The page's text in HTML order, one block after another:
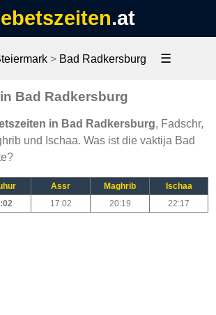
.at
> Bad Radkersburg ☰
Bad Radkersburg
in Bad Radkersburg, Fadschr,
und Ischaa. Was ist die vaktija Bad
Assr Maghrib
Ischaa
17:02 20:19 22:17